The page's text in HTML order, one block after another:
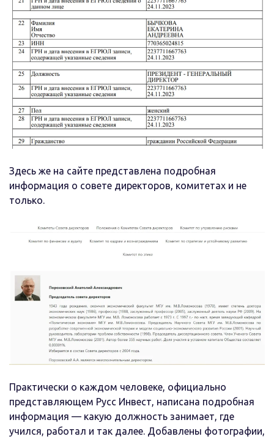
Здесь же на сайте представлена подробная
информация о совете директоров, комитетах и не
только.
Практически о каждом человеке, официально
представляющем Русс Инвест, написана подробная
информация — какую должность занимает, где
учился, работал и так далее. Добавлены фотографии,